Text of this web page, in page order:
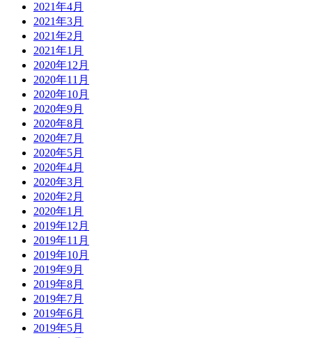
2021年4月
2021年3月
2021年2月
2021年1月
2020年12月
2020年11月
2020年10月
2020年9月
2020年8月
2020年7月
2020年5月
2020年4月
2020年3月
2020年2月
2020年1月
2019年12月
2019年11月
2019年10月
2019年9月
2019年8月
2019年7月
2019年6月
2019年5月